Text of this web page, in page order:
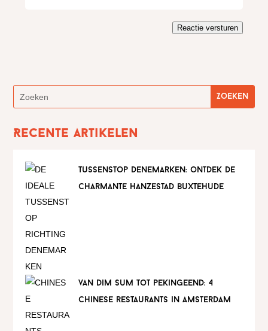
Reactie versturen
Recente artikelen
tussenstop denemarken: ontdek de
charmante hanzestad buxtehude
van dim sum tot pekingeend: 4
chinese restaurants in amsterdam